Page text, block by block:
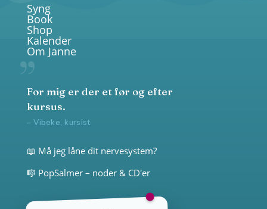
Syng
Book
Shop
Kalender
Om Janne
For mig er der et før og efter
kursus.
– Vibeke, kursist
📖 Må jeg låne dit nervesystem?
🎼 PopSalmer – noder & CD'er